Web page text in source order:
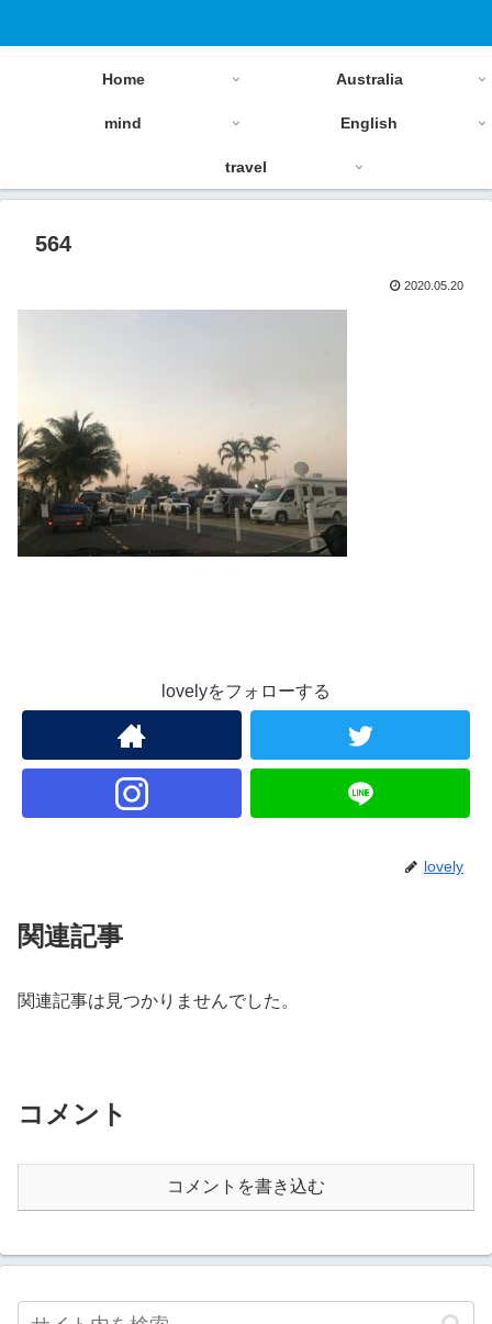
Home Australia
mind English
travel
564
2020.05.20
lovelyをフォローする
lovely
関連記事
関連記事は見つかりませんでした。
コメント
コメントを書き込む